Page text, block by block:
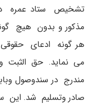
تشخیص ستاد عمره
مذکور و بدون هیچ
هر گونه ادعای
می نماید. حق الثبت و
مندرج در سندوصول
صادر وتسلیم شد. این